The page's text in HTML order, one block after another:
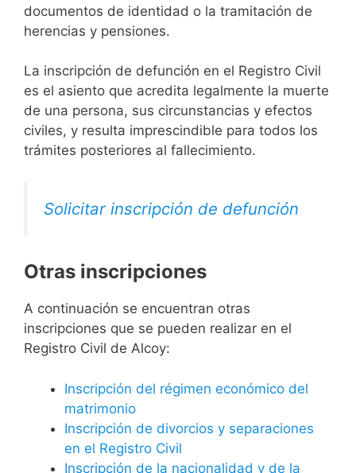
documentos de identidad o la tramitación de
herencias y pensiones.
La inscripción de defunción en el Registro Civil
es el asiento que acredita legalmente la muerte
de una persona, sus circunstancias y efectos
civiles, y resulta imprescindible para todos los
trámites posteriores al fallecimiento.
Solicitar inscripción de defunción
Otras inscripciones
A continuación se encuentran otras
inscripciones que se pueden realizar en el
Registro Civil de Alcoy:
Inscripción del régimen económico del
matrimonio
Inscripción de divorcios y separaciones
en el Registro Civil
Inscripción de la nacionalidad y de la